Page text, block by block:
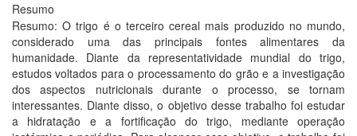
Resumo
Resumo: O trigo é o terceiro cereal mais produzido no mundo,
considerado uma das principais fontes alimentares da
humanidade. Diante da representatividade mundial do trigo,
estudos voltados para o processamento do grão e a investigação
dos aspectos nutricionais durante o processo, se tornam
interessantes. Diante disso, o objetivo desse trabalho foi estudar
a hidratação e a fortificação do trigo, mediante operação